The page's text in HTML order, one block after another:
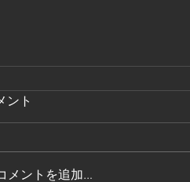
ント
メントを追加…